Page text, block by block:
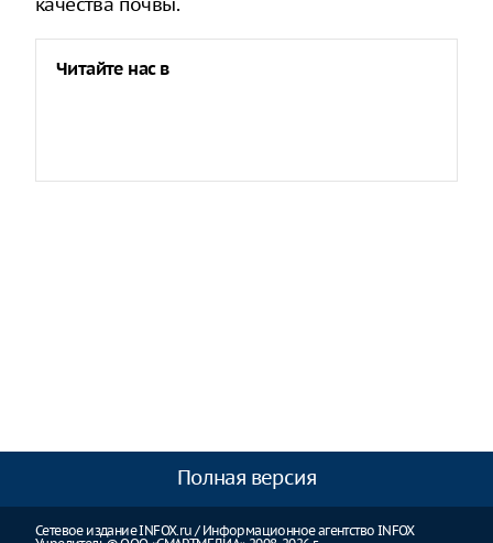
Читайте нас в
Полная версия
Сетевое издание INFOX.ru / Информационное агентство INFOX